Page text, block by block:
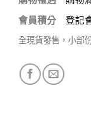
會員積分
登記
全現貨發售，小部